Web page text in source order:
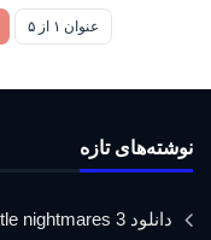
عنوان ۱ از ۵
نوشته‌های تازه
دانلود little nightmares 3 برای اندروید